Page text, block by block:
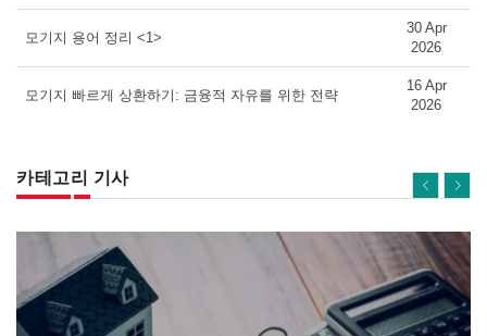
모기지 용어 정리 <1>
30 Apr
2026
모기지 빠르게 상환하기: 금융적 자유를 위한 전략
16 Apr
2026
카테고리 기사